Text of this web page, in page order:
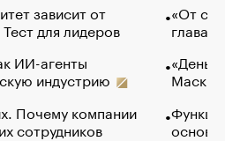
зависит от
для лидеров
ИИ-агенты
индустрию
Почему компании
сотрудников
«От
глава
Маск в
основ